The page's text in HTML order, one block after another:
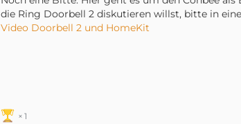
die Ring Doorbell 2 diskutieren willst, bitte in
Video Doorbell 2 und HomeKit
1